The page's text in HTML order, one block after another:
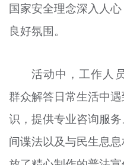
北京宣传文化引导基金
专题
资料库
国家安全理念深入人
良好氛围。
活动中，工作人
群众解答日常生活中
识，提供专业咨询服
间谍法以及与民生息